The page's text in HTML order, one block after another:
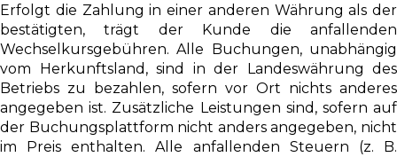
Erfolgt die Zahlung in einer anderen Währung als der
bestätigten, trägt der Kunde die anfallenden
Wechselkursgebühren. Alle Buchungen, unabhängig
vom Herkunftsland, sind in der Landeswährung des
Betriebs zu bezahlen, sofern vor Ort nichts anderes
angegeben ist. Zusätzliche Leistungen sind, sofern auf
der Buchungsplattform nicht anders angegeben, nicht
im Preis enthalten. Alle anfallenden Steuern (z. B.